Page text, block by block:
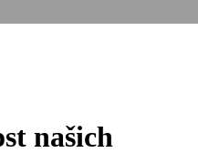
našich